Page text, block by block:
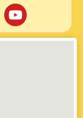
Y
o
u